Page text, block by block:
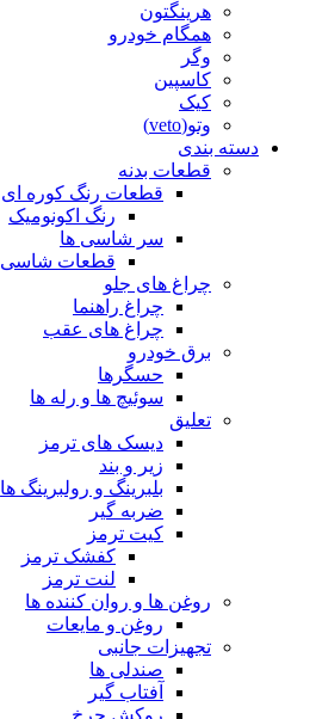
هرینگتون
همگام خودرو
وگر
کاسپین
کیک
وتو(veto)
دسته بندی
قطعات بدنه
قطعات رنگ کوره ای
رنگ اکونومیک
سر شاسی ها
قطعات شاسی
چراغ های جلو
چراغ راهنما
چراغ های عقب
برق خودرو
حسگرها
سوئیچ ها و رله ها
تعلیق
دیسک های ترمز
زیر و بند
بلبرینگ و رولبرینگ ها
ضربه گیر
کیت ترمز
کفشک ترمز
لنت ترمز
روغن ها و روان کننده ها
روغن و مایعات
تجهیزات جانبی
صندلی ها
آفتاب گیر
روکش چرخ